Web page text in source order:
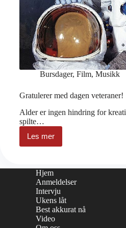
Bursdager, Film, Musikk
Gratulerer med dagen veteraner!
Alder er ingen hindring for
spilte…
Les merGratulerer
med
Hjem
Anmeldelser
Intervju
Ukens låt
Best akkurat nå
Video